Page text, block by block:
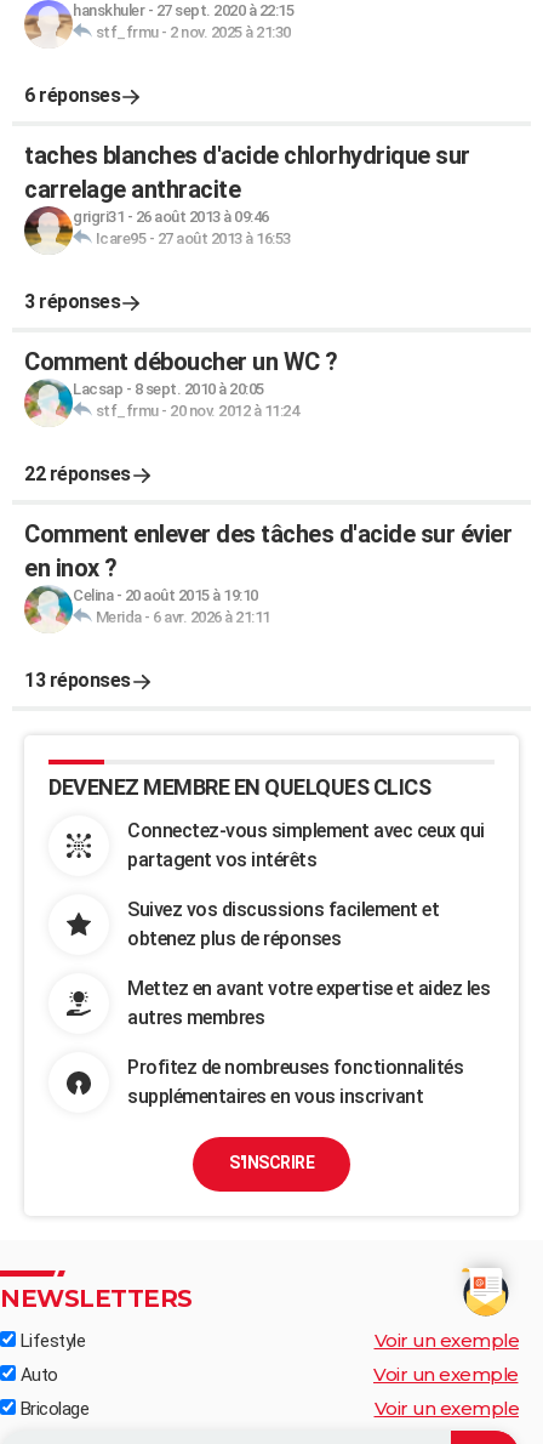
hanskhuler- 27 sept. 2020 à 22:15
stf_frmu- 2 nov. 2025 à 21:30
6 réponses
taches blanches d'acide chlorhydrique sur
carrelage anthracite
grigri31 - 26 août 2013 à 09:46
Icare95- 27 août 2013 à 16:53
3 réponses
Comment déboucher un WC ?
Lacsap - 8 sept. 2010 à 20:05
stf_frmu- 20 nov. 2012 à 11:24
22 réponses
Comment enlever des tâches d'acide sur évier
en inox ?
Celina- 20 août 2015 à 19:10
Merida- 6 avr. 2026 à 21:11
13 réponses
DEVENEZ MEMBRE EN QUELQUES CLICS
Connectez-vous simplement avec ceux qui
partagent vos intérêts
Suivez vos discussions facilement et
obtenez plus de réponses
Mettez en avant votre expertise et aidez les
autres membres
Profitez de nombreuses fonctionnalités
supplémentaires en vous inscrivant
S'INSCRIRE
NEWSLETTERS
Lifestyle Voir un exemple
Auto Voir un exemple
Bricolage Voir un exemple